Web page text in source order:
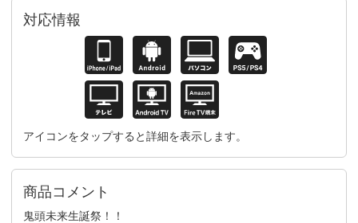
対応情報
アイコンをタップすると詳細を表示します。
商品コメント
鬼頭未来生誕祭！！